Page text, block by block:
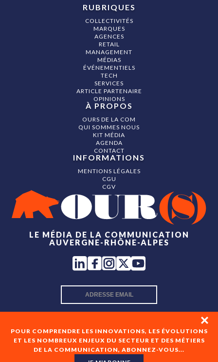
POUR COMPRENDRE LES INNOVATIONS, LES ÉVOLUTIONS
ET LES NOMBREUX ENJEUX DU SECTEUR ET DES MÉTIERS
DE LA COMMUNICATION, ABONNEZ-VOUS...
LE MÉDIA DE LA COMMUNICATION
AUVERGNE-RHÔNE-ALPES
En cochant cette case, je consens à recevoir les newsletters
RUBRIQUES
COLLECTIVITÉS
MARQUES
AGENCES
RETAIL
MANAGEMENT
MÉDIAS
ÉVÉNEMENTIELS
TECH
SERVICES
ARTICLE PARTENAIRE
OPINIONS
À PROPOS
OURS DE LA COM
QUI SOMMES NOUS
KIT MÉDIA
AGENDA
CONTACT
INFORMATIONS
MENTIONS LÉGALES
CGU
CGV